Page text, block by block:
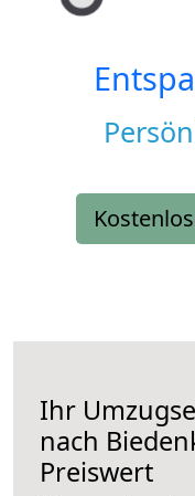
Ihr
nach
Preiswert